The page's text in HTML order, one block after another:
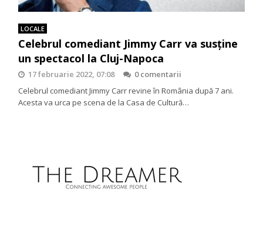
LOCALE
Celebrul comediant Jimmy Carr va susține
un spectacol la Cluj-Napoca
17 februarie 2022, 07:08
0 comentarii
Celebrul comediant Jimmy Carr revine în România după 7 ani.
Acesta va urca pe scena de la Casa de Cultură…